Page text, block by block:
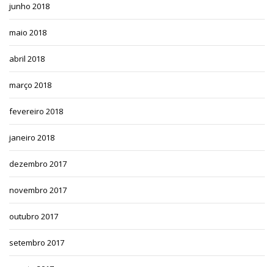
junho 2018
maio 2018
abril 2018
março 2018
fevereiro 2018
janeiro 2018
dezembro 2017
novembro 2017
outubro 2017
setembro 2017